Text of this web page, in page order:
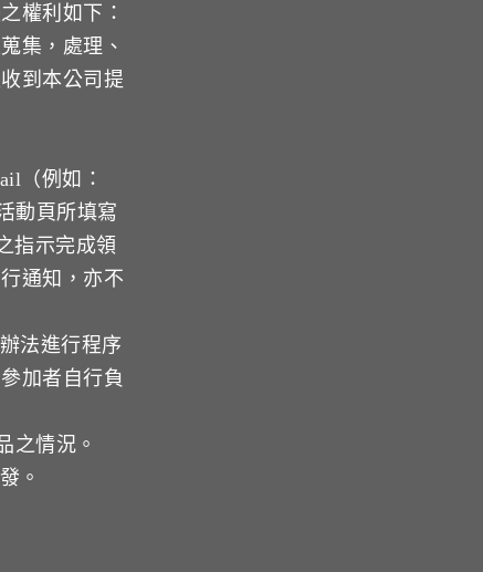
權利如下：
集，處理、
到本公司提
（例如：
動頁所填寫
指示完成領
通知，亦不
法進行程序
加者自行負
之情況。
。